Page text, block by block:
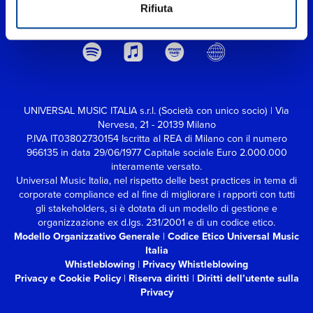
Rifiuta
UNIVERSAL MUSIC ITALIA s.r.l. (Società con unico socio) | Via
Nervesa, 21 - 20139 Milano
P.IVA IT03802730154 Iscritta al REA di Milano con il numero
966135 in data 29/06/1977Capitale sociale Euro 2.000.000
interamente versato.
Universal Music Italia, nel rispetto delle best practices in tema di
corporate compliance ed al fine di migliorare i rapporti con tutti
gli stakeholders,si è dotata di un modello di gestione e
organizzazione ex d.lgs. 231/2001 e di un codice etico.
Modello Organizzativo Generale | Codice Etico Universal Music
Italia
Whistleblowing | Privacy Whistleblowing
Privacy e Cookie Policy| Riserva diritti | Diritti dell’utente sulla
Privacy